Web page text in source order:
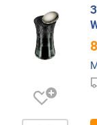
г
и
х
е